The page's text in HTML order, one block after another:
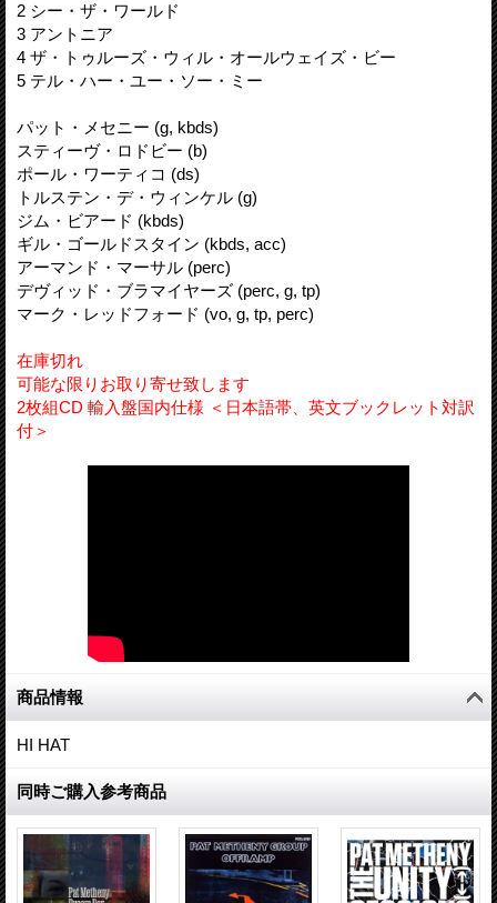
2 シー・ザ・ワールド
3 アントニア
4 ザ・トゥルーズ・ウィル・オールウェイズ・ビー
5 テル・ハー・ユー・ソー・ミー
パット・メセニー (g, kbds)
スティーヴ・ロドビー (b)
ポール・ワーティコ (ds)
トルステン・デ・ウィンケル (g)
ジム・ビアード (kbds)
ギル・ゴールドスタイン (kbds, acc)
アーマンド・マーサル (perc)
デヴィッド・ブラマイヤーズ (perc, g, tp)
マーク・レッドフォード (vo, g, tp, perc)
在庫切れ
可能な限りお取り寄せ致します
2枚組CD 輸入盤国内仕様 ＜日本語帯、英文ブックレット対訳
付＞
商品情報
HI HAT
同時ご購入参考商品